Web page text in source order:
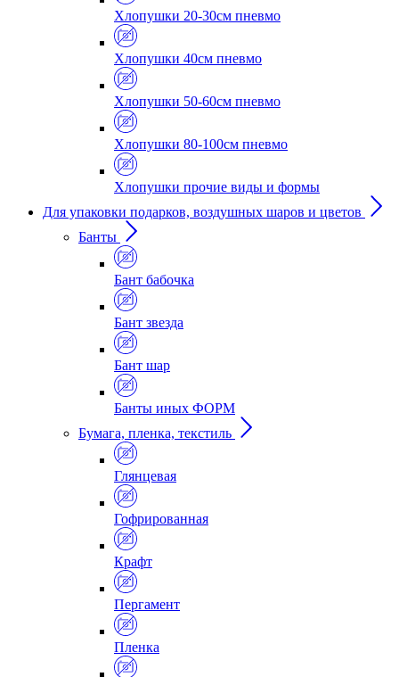
Хлопушки 20-30см пневмо
Хлопушки 40см пневмо
Хлопушки 50-60см пневмо
Хлопушки 80-100см пневмо
Хлопушки прочие виды и формы
Для упаковки подарков, воздушных шаров и цветов
Банты
Бант бабочка
Бант звезда
Бант шар
Банты иных ФОРМ
Бумага, пленка, текстиль
Глянцевая
Гофрированная
Крафт
Пергамент
Пленка